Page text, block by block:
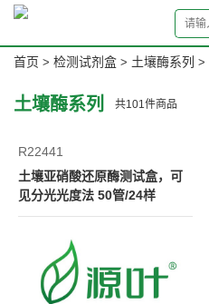
首页 > 检测试剂盒 > 土壤酶系列 >
土壤酶系列 共101 件商品
R22441
土壤亚硝酸还原酶测试盒，可
见分光光度法 50管/24样